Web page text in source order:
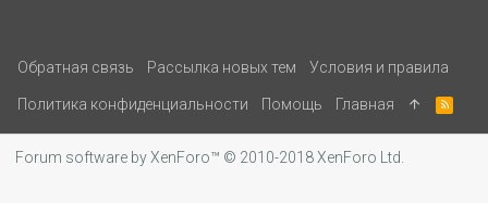
Обратная связь Рассылка новых тем Условия и правила
Политика конфиденциальности Помощь Главная
R
S
Forum software by XenForo™ © 2010-2018 XenForo Ltd.